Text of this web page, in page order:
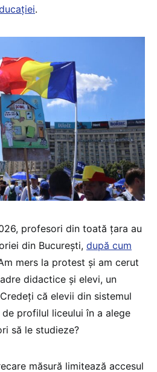
.
profesori din toată țara au
din București, după cum
mers la protest și am cerut
didactice și elevi, un
că elevii din sistemul
profilul liceului în a alege
să le studieze?
măsură limitează accesul